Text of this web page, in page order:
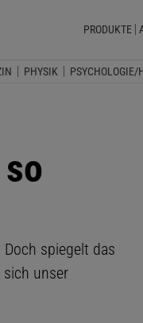
PRODUKTE
PHYSIK PSYCHOLOGIE/
spiegelt das
sich unser